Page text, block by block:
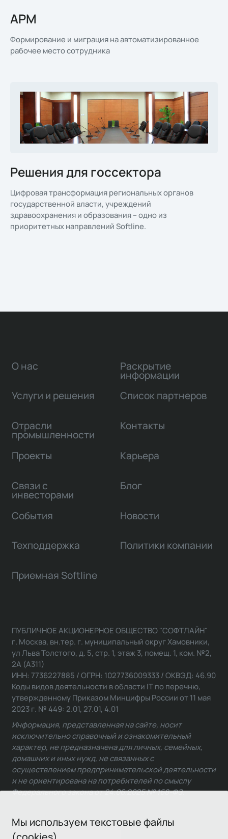
АРМ
Формирование и миграция на автоматизированное
рабочее место сотрудника
Решения для госсектора
Цифровая трансформация региональных органов
государственной власти, учреждений
здравоохранения и образования – одно из
приоритетных направлений Softline.
Мы используем текстовые файлы
О нас
Услуги и решения
Отрасли
промышленности
Проекты
Связи с
инвесторами
Раскрытие
информации
Список партнеров
Контакты
Карьера
Блог
События Новости
Техподдержка Политики компании
Приемная Softline
ПУБЛИЧНОЕ АКЦИОНЕРНОЕ ОБЩЕСТВО "СОФТЛАЙН"
г. Москва, вн.тер. г. муниципальный округ Хамовники,
ул Льва Толстого, д. 5, стр. 1, этаж 3, помещ. 1, ком. №2,
2А (А311)
ИНН: 7736227885 / ОГРН: 1027736009333 / ОКВЭД: 46.90
Коды видов деятельности в области IT по перечню,
утвержденному Приказом Минцифры России от 11 мая
2023 г. № 449: 2.01, 27.01, 4.01
Информация, представленная на сайте, носит
исключительно справочный и ознакомительный
характер, не предназначена для личных, семейных,
домашних и иных нужд, не связанных с
осуществлением предпринимательской деятельности
и не ориентирована на потребителей по смыслу
Федерального закона от 24.06.2025 № 168-ФЗ.